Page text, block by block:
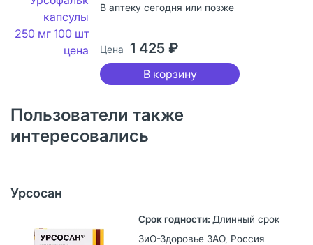
В аптеку сегодня или позже
Цена 1 425 ₽
В корзину
Пользователи также
интересовались
Урсосан
Длинный срок
ЗиО-Здоровье ЗАО, Россия